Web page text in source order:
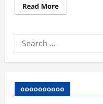
Read MoreRead
more
दिवसीय
कन्वेंशन
में
मिला
उद्योग
और
Search
for:
oooooooooo